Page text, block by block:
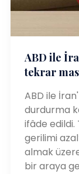
ABD ile
tekrar
ABD ile
durdurma
ifâde edildi.
gerilimi
almak
bir araya